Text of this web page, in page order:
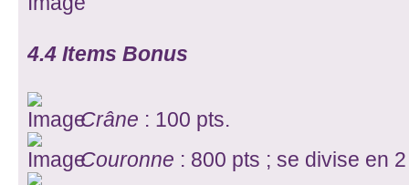
4.4 Items Bonus
Crâne : 100 pts.
Couronne : 800 pts ; se divise en